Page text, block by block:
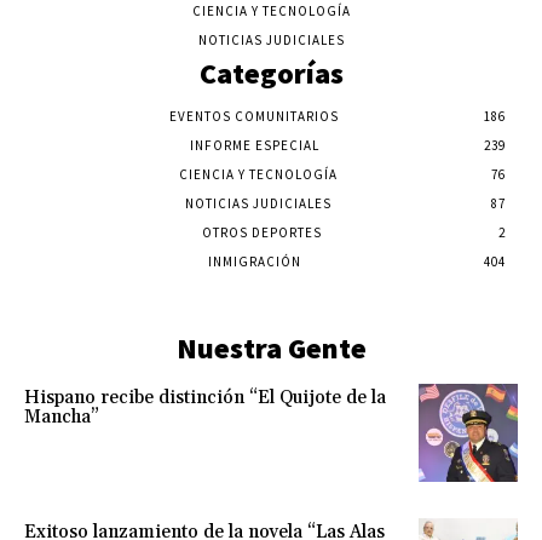
CIENCIA Y TECNOLOGÍA
NOTICIAS JUDICIALES
Categorías
EVENTOS COMUNITARIOS
186
INFORME ESPECIAL
239
CIENCIA Y TECNOLOGÍA
76
NOTICIAS JUDICIALES
87
OTROS DEPORTES
2
INMIGRACIÓN
404
Nuestra Gente
Hispano recibe distinción “El Quijote de la
Mancha”
Exitoso lanzamiento de la novela “Las Alas